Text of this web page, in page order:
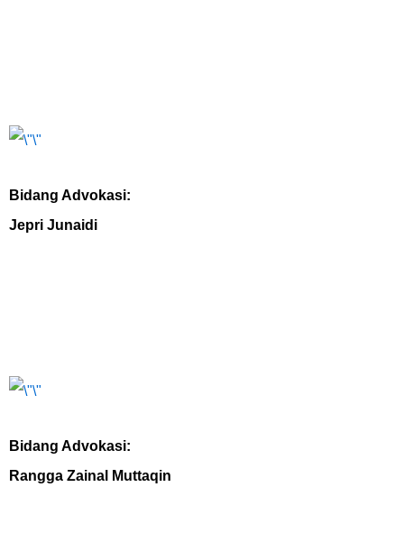
Bidang Advokasi:
Jepri Junaidi
Bidang Advokasi:
Rangga Zainal Muttaqin